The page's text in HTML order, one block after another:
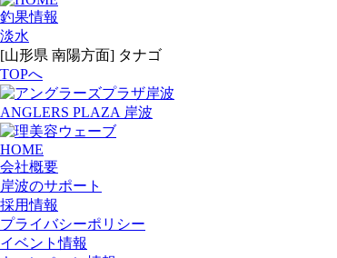
釣果情報
淡水
[山形県 南陽方面] タナゴ
TOPへ
ANGLERS PLAZA 岸波
HOME
会社概要
岸波のサポート
採用情報
プライバシーポリシー
イベント情報